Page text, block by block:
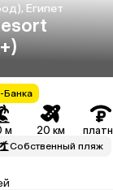
Египет
Банка
м 20 км
Собственный пляж